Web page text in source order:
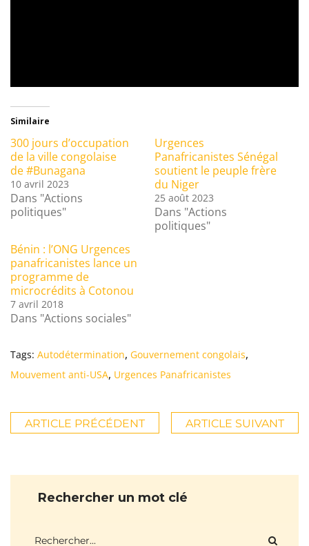
Similaire
300 jours d’occupation
de la ville congolaise
de #Bunagana
10 avril 2023
Dans "Actions
politiques"
Urgences
Panafricanistes Sénégal
soutient le peuple frère
du Niger
25 août 2023
Dans "Actions
politiques"
Bénin : l’ONG Urgences
panafricanistes lance un
programme de
microcrédits à Cotonou
7 avril 2018
Dans "Actions sociales"
Tags: Autodétermination, Gouvernement congolais,
Mouvement anti-USA, Urgences Panafricanistes
ARTICLE PRÉCÉDENT ARTICLE SUIVANT
Rechercher un mot clé